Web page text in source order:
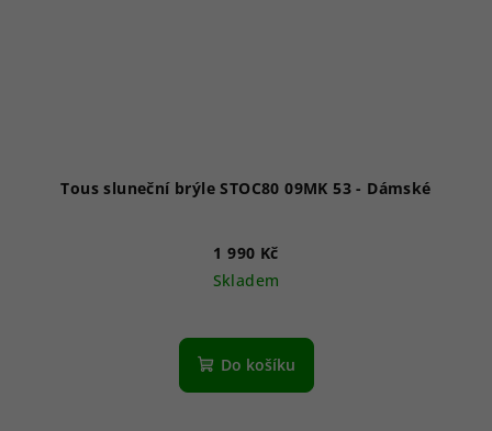
Tous sluneční brýle STOC80 09MK 53 - Dámské
1 990 Kč
Skladem
Do košíku